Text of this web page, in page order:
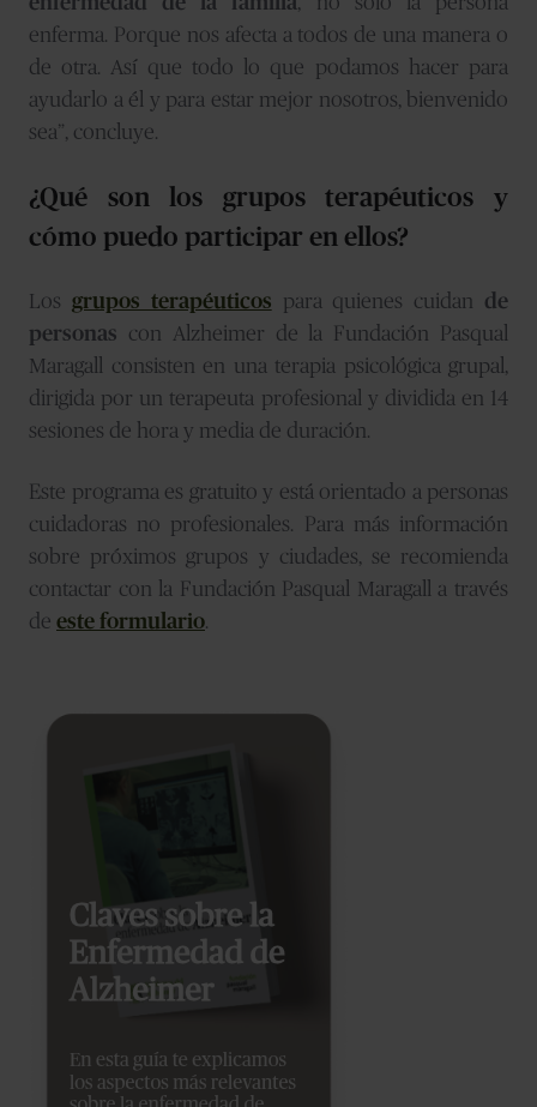
enferma. Porque nos afecta a todos de una manera o
de otra. Así que todo lo que podamos hacer para
ayudarlo a él y para estar mejor nosotros, bienvenido
sea”, concluye.
¿Qué son los grupos terapéuticos y
cómo puedo participar en ellos?
Los grupos terapéuticos para quienes cuidan de
personas
con Alzheimer de la Fundación Pasqual
Maragall consisten en una terapia psicológica grupal,
dirigida por un terapeuta profesional y dividida en 14
sesiones de hora y media de duración.
Este programa es gratuito y está orientado a personas
cuidadoras no profesionales. Para más información
sobre próximos grupos y ciudades, se recomienda
contactar con la Fundación Pasqual Maragall a través
de este formulario.